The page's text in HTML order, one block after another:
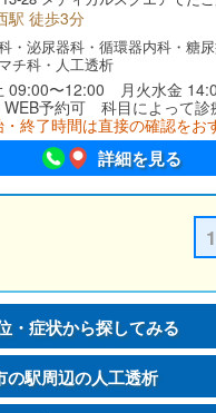
駅 徒歩3分
・泌尿器科・循環器内科・糖
チ科・人工透析
09:00〜12:00 月火水金
予約可 科目によって診
・終了時間は直接の確認をお
詳細を見る
1
・症状から探してみる
の駅周辺の人工透析